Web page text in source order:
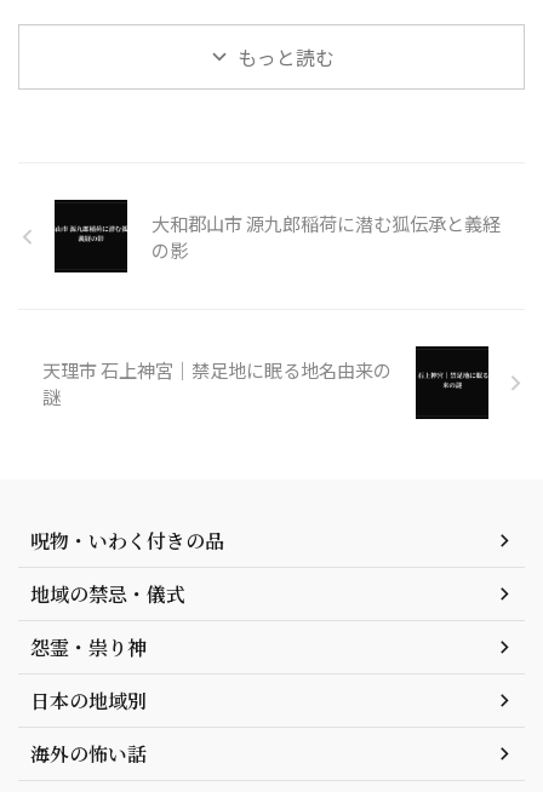
もっと読む
大和郡山市 源九郎稲荷に潜む狐伝承と義経
の影
天理市 石上神宮｜禁足地に眠る地名由来の
謎
呪物・いわく付きの品
地域の禁忌・儀式
怨霊・祟り神
日本の地域別
海外の怖い話